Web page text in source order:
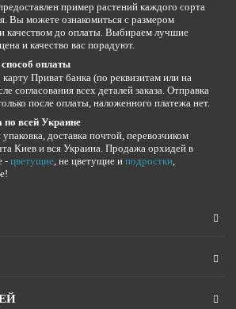
пример растений каждого сорта
Вы можете ознакомиться с размером
качеством до оплаты. Выбираем лучшие
и качество вас порадуют.
оплаты
карту Приват банка (по реквизитам или на
согласования всех деталей заказа. Отправка
после оплаты, наложенного платежа нет.
по всей Украине
доставка почтой, перевозчиком
Киев и вся Украина. Продажа орхидей в
-цветущие, не цветущие и подростки,